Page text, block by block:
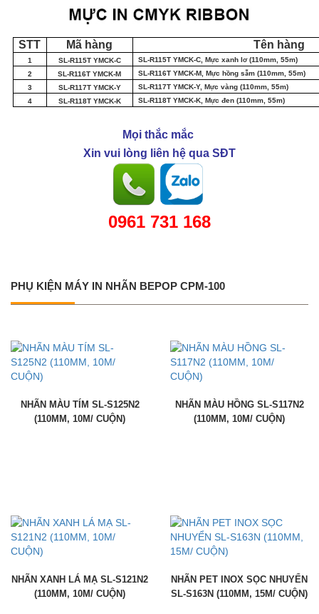
STT Mã hàng Tên hàng
1 SL-R115T YMCK-C SL-R115T YMCK-C, Mực xanh lơ(110mm, 55m)
2
SL-R116T YMCK-M SL-R116T YMCK-M, Mực hồng sẫm (110mm, 55m)
3
SL-R117T YMCK-Y SL-R117T YMCK-Y, Mực vàng (110mm, 55m)
4
SL-R118T YMCK-K SL-R118T YMCK-K, Mực đen (110mm, 55m)
Mọi thắc mắc
Xin vui lòng liên hệ qua SĐT
0961 731 168
PHỤ KIỆN MÁY IN NHÃN BEPOP CPM-100
NHÃN MÀU TÍM SL-S125N2
(110MM, 10M/ CUỘN)
NHÃN MÀU HỒNG SL-S117N2
(110MM, 10M/ CUỘN)
NHÃN XANH LÁ MẠ SL-S121N2
(110MM, 10M/ CUỘN)
NHÃN PET INOX SỌC NHUYỂN
SL-S163N (110MM, 15M/ CUỘN)